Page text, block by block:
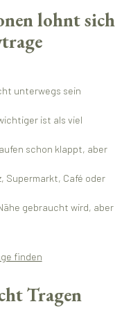
lohnt sich
unterwegs sein
ist als viel
schon klappt, aber
Supermarkt, Café oder
gebraucht wird, aber
finden
Tragen